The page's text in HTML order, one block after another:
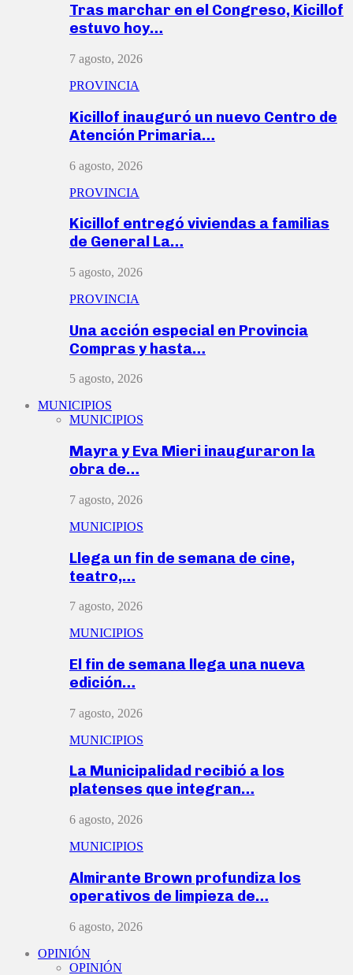
Tras marchar en el Congreso, Kicillof
estuvo hoy…
7 agosto, 2026
PROVINCIA
Kicillof inauguró un nuevo Centro de
Atención Primaria…
6 agosto, 2026
PROVINCIA
Kicillof entregó viviendas a familias
de General La…
5 agosto, 2026
PROVINCIA
Una acción especial en Provincia
Compras y hasta…
5 agosto, 2026
MUNICIPIOS
MUNICIPIOS
Mayra y Eva Mieri inauguraron la
obra de…
7 agosto, 2026
MUNICIPIOS
Llega un fin de semana de cine,
teatro,…
7 agosto, 2026
MUNICIPIOS
El fin de semana llega una nueva
edición…
7 agosto, 2026
MUNICIPIOS
La Municipalidad recibió a los
platenses que integran…
6 agosto, 2026
MUNICIPIOS
Almirante Brown profundiza los
operativos de limpieza de…
6 agosto, 2026
OPINIÓN
OPINIÓN